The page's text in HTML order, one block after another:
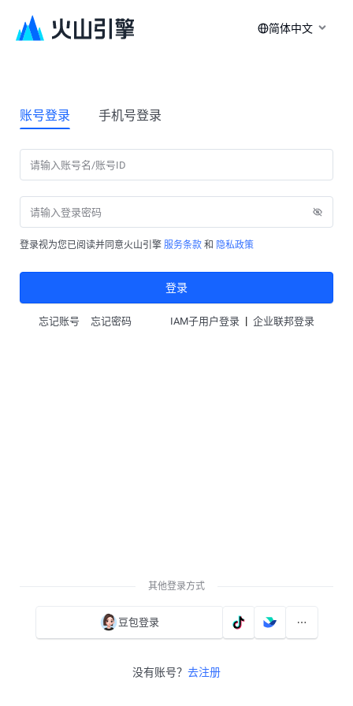
简体中文
账号登录 手机号登录
登录视为您已阅读并同意火山引擎 服务条款 和 隐私政策
登录
忘记账号 忘记密码 IAM子用户登录 | 企业联邦登录
其他登录方式
豆包登录
没有账号？ 去注册